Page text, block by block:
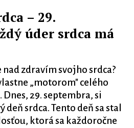
– 29.
úder srdca má
zdravím svojho srdca?
„motorom" celého
29. septembra, si
srdca. Tento deň sa stal
ktorá sa každoročne